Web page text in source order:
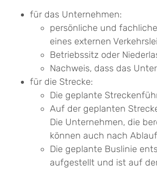
für das Unternehmen:
persönliche und
eines externen
Betriebssitz oder
Nachweis, dass das
für die Strecke:
Die geplante
Auf der geplanten
Die Unternehmen, die
können auch nach
Die geplante Buslinie
aufgestellt und ist auf